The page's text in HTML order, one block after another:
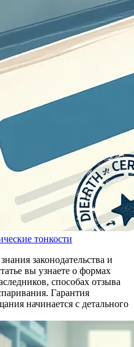
тонкости
законодательства и
вы узнаете о формах
способах отзыва
Гарантия
начинается с детального